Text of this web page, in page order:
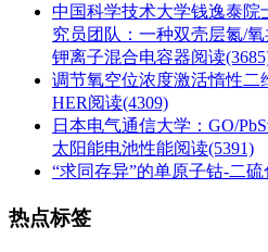
中国科学技术大学钱逸泰
究员团队：一种双壳层氮/
钾离子混合电容器阅读
调节氧空位浓度激活惰性二
HER阅读(4309)
日本电气通信大学：GO/
太阳能电池性能阅读(5391)
“求同存异”的单原子钴-二
热点标签